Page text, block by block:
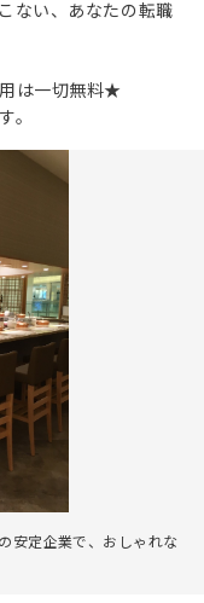
ない、あなたの転職
は一切無料★
。
安定企業で、おしゃれな